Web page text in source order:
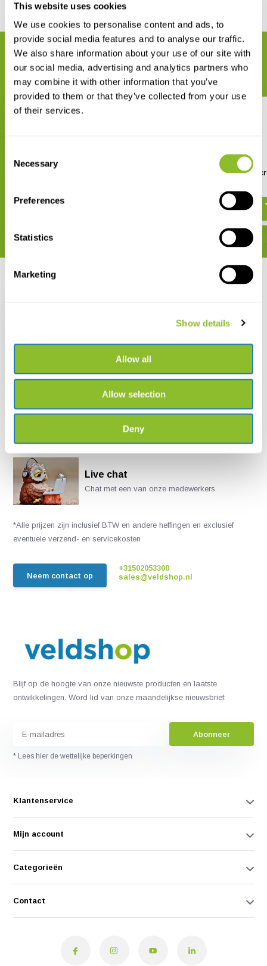
This website uses cookies
We use cookies to personalise content and ads, to
provide social media features and to analyse our traffic.
We also share information about your use of our site with
our social media, advertising and analytics partners who
may combine it with other information that you’ve
provided to them or that they’ve collected from your use
of their services.
Selection
Necessary
Preferences
Statistics
Marketing
Show details
Allow all
Allow selection
Deny
Delen
GERELATEERDE PRODUCTEN
Maak uw bestelling compleet
BirdFox BirdMic One
€ 25,-
Recent bekeken
Microfoon met Audio-
Live chat
Chat met een van onze medewerkers
*Alle prijzen zijn inclusief BTW en andere heffingen en exclusief
eventuele verzend- en servicekosten
Neem contact op
+31502053300
sales@veldshop.nl
Blijf op de hoogte van onze nieuwste producten en laatste
ontwikkelingen. Word lid van onze maandelijkse nieuwsbrief:
Abonneer
* Lees hier de wettelijke beperkingen
Klantenservice
Mijn account
Categorieën
Contact